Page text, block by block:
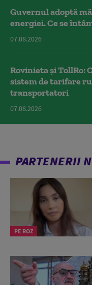
Guvernul adoptă
energiei. Ce se
07.08.2026
Rovinieta și TollRo:
sistem de tarifare
transportatori
07.08.2026
PARTENERII
PE ROZ